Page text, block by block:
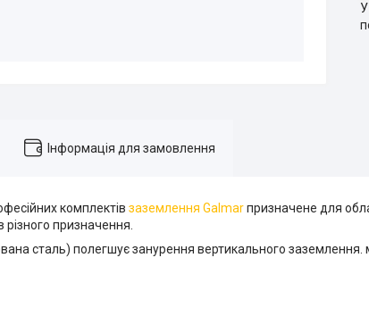
Інформація для замовлення
комплектів заземлення Galmarпризначене для
різного призначення.
сталь) полегшує занурення вертикального заземлення.